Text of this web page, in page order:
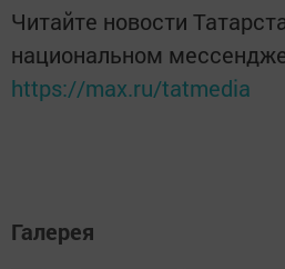
Читайте новости
национальном
https://max.ru/tatmedia
Галерея